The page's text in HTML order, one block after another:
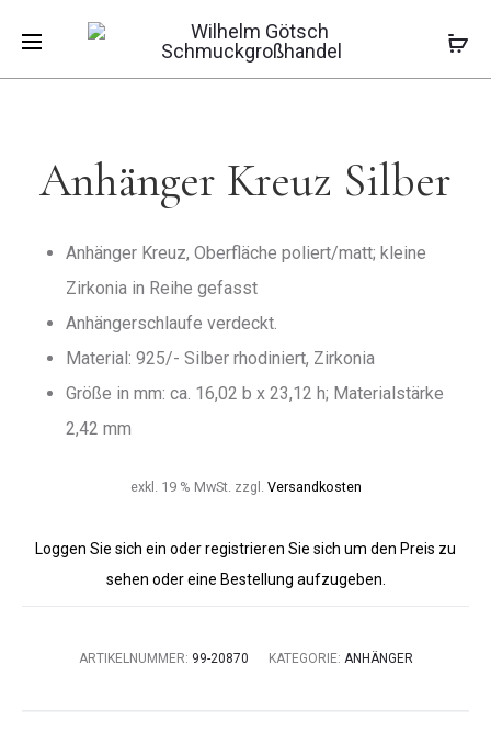
KREUZ
KLEINES
Start Anhänger Anhänger
Anhänger
Anhänger Kreuz Silber
Anhänger Kreuz, Oberfläche poliert/matt; kleine
Zirkonia in Reihe gefasst
Anhängerschlaufe verdeckt.
Material: 925/- Silber rhodiniert, Zirkonia
Größe in mm: ca. 16,02 b x 23,12 h; Materialstärke
2,42 mm
exkl. 19 % MwSt. zzgl. Versandkosten
Loggen Sie sich ein oder registrieren Sie sich um den Preis zu
sehen oder eine Bestellung aufzugeben.
ARTIKELNUMMER: 99-20870 KATEGORIE: ANHÄNGER